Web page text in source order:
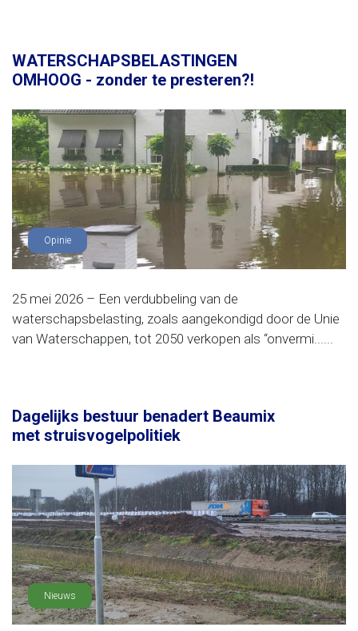
WATERSCHAPSBELASTINGEN
OMHOOG - zonder te presteren?!
Opinie
25 mei 2026 – Een verdubbeling van de
waterschapsbelasting, zoals aangekondigd door de Unie
van Waterschappen, tot 2050 verkopen als “onvermi......
Dagelijks bestuur benadert Beaumix
met struisvogelpolitiek
Nieuws